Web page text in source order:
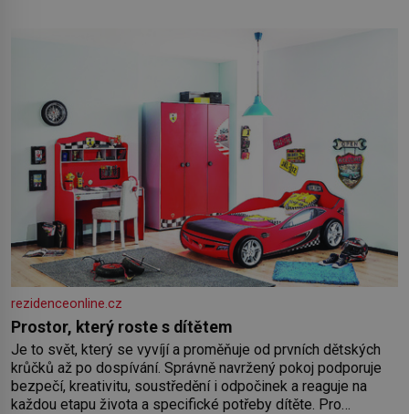
rezidenceonline.cz
Prostor, který roste s dítětem
Je to svět, který se vyvíjí a proměňuje od prvních dětských
krůčků až po dospívání. Správně navržený pokoj podporuje
bezpečí, kreativitu, soustředění i odpočinek a reaguje na
každou etapu života a specifické potřeby dítěte. Pro